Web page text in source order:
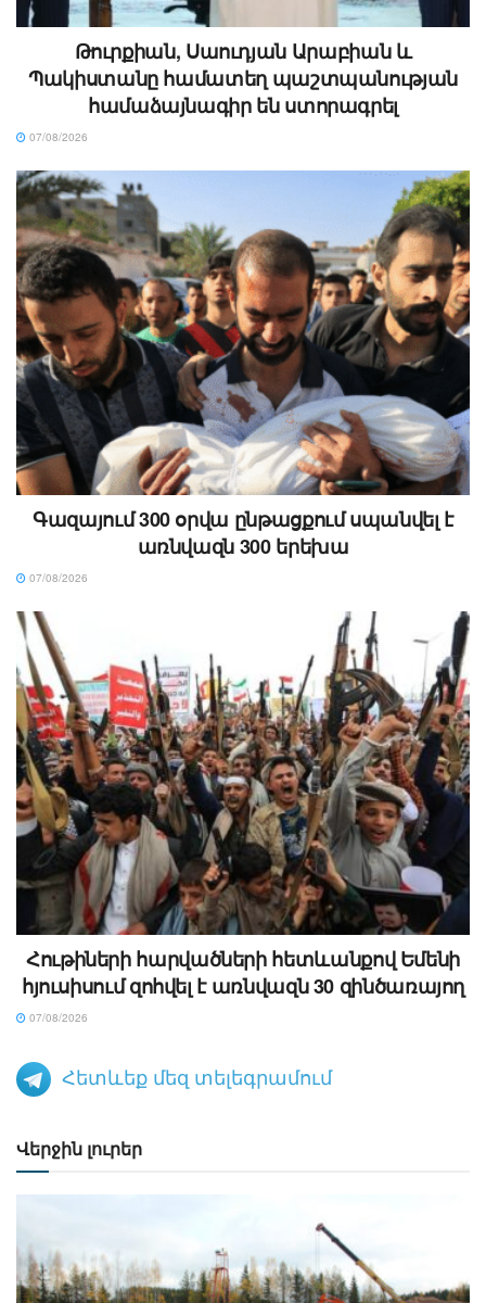
Թուրքիան, Սաուդյան Արաբիան և
Պակիստանը համատեղ պաշտպանության
համաձայնագիր են ստորագրել
07/08/2026
Գազայում 300 օրվա ընթացքում սպանվել է
առնվազն 300 երեխա
07/08/2026
Հութիների հարվածների հետևանքով Եմենի
հյուսիսում զոհվել է առնվազն 30 զինծառայող
07/08/2026
Հետևեք մեզ տելեգրամում
Վերջին լուրեր